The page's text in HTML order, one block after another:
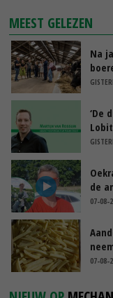
MEEST GELEZEN
Na
‘De
de
07-08-
07-08-